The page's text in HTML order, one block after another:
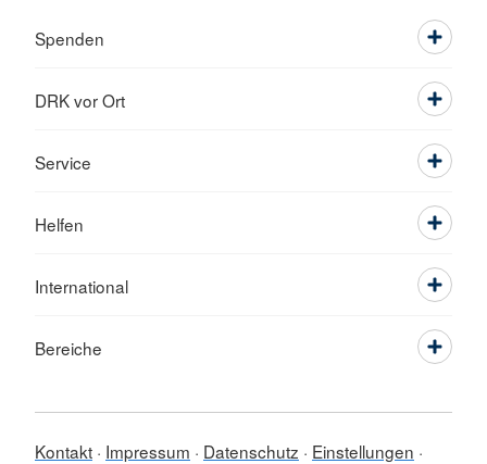
Spenden
DRK vor Ort
Service
Helfen
International
Bereiche
Kontakt Impressum Datenschutz
Einstellungen